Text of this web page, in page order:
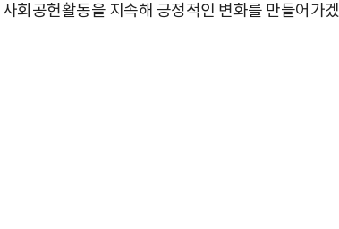
사회공헌활동을 지속해 긍정적인 변화를 만들어가겠